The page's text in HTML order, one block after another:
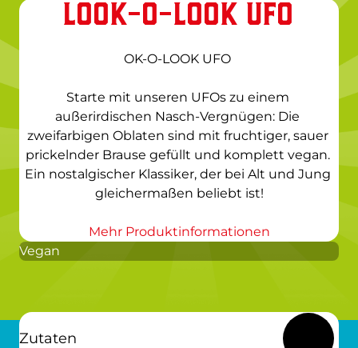
LOOK-O-LOOK UFO
OK-O-LOOK UFO
Starte mit unseren UFOs zu einem
außerirdischen Nasch-Vergnügen: Die
zweifarbigen Oblaten sind mit fruchtiger, sauer
prickelnder Brause gefüllt und komplett vegan.
Ein nostalgischer Klassiker, der bei Alt und Jung
gleichermaßen beliebt ist!
Mehr Produktinformationen
Vegan
Zutaten